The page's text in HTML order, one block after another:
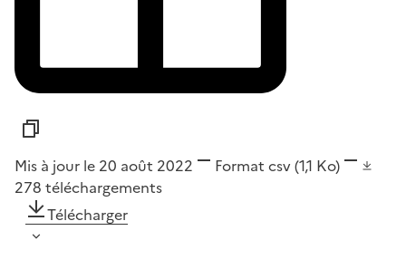
Mis à jour le 20 août 2022 Format csv(1,1 Ko)
278 téléchargements
Télécharger